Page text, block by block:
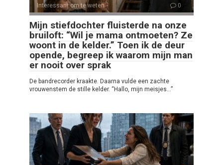
Interessant om te weten 0
Mijn stiefdochter fluisterde na onze
bruiloft: “Wil je mama ontmoeten? Ze
woont in de kelder.” Toen ik de deur
opende, begreep ik waarom mijn man
er nooit over sprak
De bandrecorder kraakte. Daarna vulde een zachte
vrouwenstem de stille kelder. “Hallo, mijn meisjes…”